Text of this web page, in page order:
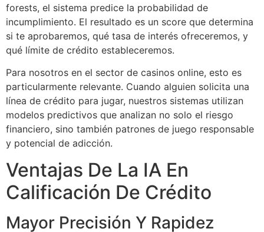
forests, el sistema predice la probabilidad de
incumplimiento. El resultado es un score que determina
si te aprobaremos, qué tasa de interés ofreceremos, y
qué límite de crédito estableceremos.
Para nosotros en el sector de casinos online, esto es
particularmente relevante. Cuando alguien solicita una
línea de crédito para jugar, nuestros sistemas utilizan
modelos predictivos que analizan no solo el riesgo
financiero, sino también patrones de juego responsable
y potencial de adicción.
Ventajas De La IA En
Calificación De Crédito
Mayor Precisión Y Rapidez